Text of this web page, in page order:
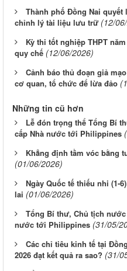
Thành phố Đồng Nai quyết
chỉnh lý tài liệu lưu trữ (12/
Kỳ thi tốt nghiệp THPT
quy chế (12/06/2026)
Cảnh báo thủ đoạn giả
cơ quan, tổ chức để lừa đảo
Những tin cũ hơn
Lễ đón trọng thể Tổng Bí
cấp Nhà nước tới Philippines
Khẳng định tầm vóc bằng
(01/06/2026)
Ngày Quốc tế thiếu nhi (1-
lai (01/06/2026)
Tổng Bí thư, Chủ tịch nước
nước tới Philippines (31/05/
Các chỉ tiêu kinh tế tại
2026 đạt kết quả ra sao? (31/